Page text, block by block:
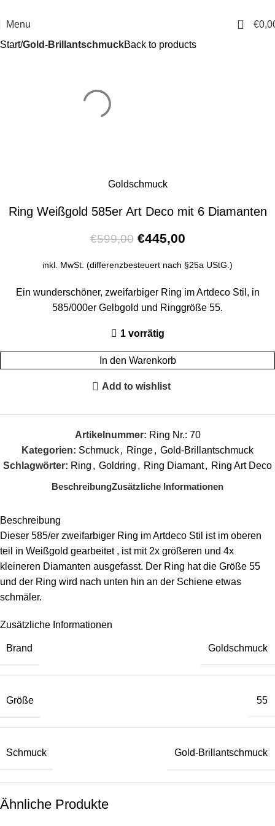
Menu 0 €
Start Gold-BrillantschmuckBack to products
Goldschmuck
Ring Weißgold 585er Art Deco mit 6 Diamanten
€599,00 €445,00
inkl. MwSt. (differenzbesteuert nach §25a UStG.)
Ein wunderschöner, zweifarbiger Ring im Artdeco Stil, in
585/000er Gelbgold und Ringgröße 55.
1 vorrätig
In den Warenkorb
Add to wishlist
Artikelnummer: Ring Nr.: 70
Kategorien: Schmuck, Ringe, Gold-Brillantschmuck
Schlagwörter: Ring , Goldring , Ring Diamant, Ring Art Deco
BeschreibungZusätzliche Informationen
Beschreibung
Dieser 585/er zweifarbiger Ring im Artdeco Stil ist im oberen
teil in Weißgold gearbeitet , ist mit 2x größeren und 4x
kleineren Diamanten ausgefasst. Der Ring hat die Größe 55
und der Ring wird nach unten hin an der Schiene etwas
schmäler.
Zusätzliche Informationen
Brand Goldschmuck
Größe 55
Schmuck Gold-Brillantschmuck
Ähnliche Produkte